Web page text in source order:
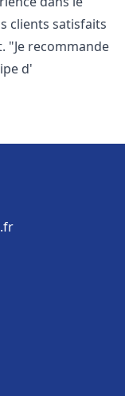
clients satisfaits
"Je recommande
d'